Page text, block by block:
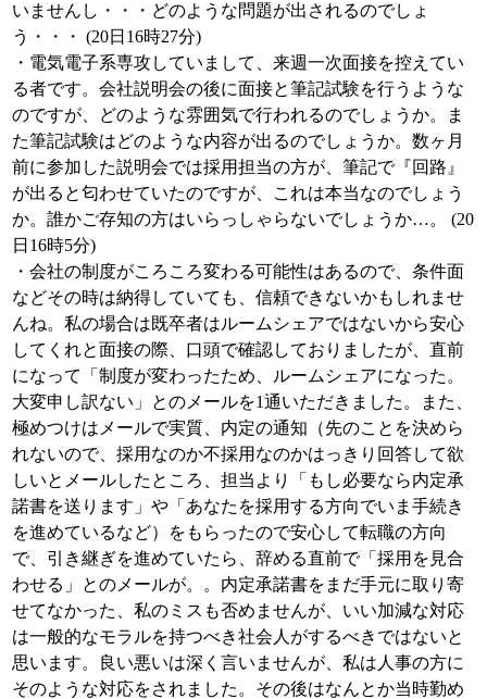
いませんし・・・どのような問題が出されるのでしょ
う・・・ (20日16時27分)
・電気電子系専攻していまして、来週一次面接を控えてい
る者です。会社説明会の後に面接と筆記試験を行うような
のですが、どのような雰囲気で行われるのでしょうか。ま
た筆記試験はどのような内容が出るのでしょうか。数ヶ月
前に参加した説明会では採用担当の方が、筆記で『回路』
が出ると匂わせていたのですが、これは本当なのでしょう
か。誰かご存知の方はいらっしゃらないでしょうか…。 (20
日16時5分)
・会社の制度がころころ変わる可能性はあるので、条件面
などその時は納得していても、信頼できないかもしれませ
んね。私の場合は既卒者はルームシェアではないから安心
してくれと面接の際、口頭で確認しておりましたが、直前
になって「制度が変わったため、ルームシェアになった。
大変申し訳ない」とのメールを1通いただきました。また、
極めつけはメールで実質、内定の通知（先のことを決めら
れないので、採用なのか不採用なのかはっきり回答して欲
しいとメールしたところ、担当より「もし必要なら内定承
諾書を送ります」や「あなたを採用する方向でいま手続き
を進めているなど）をもらったので安心して転職の方向
で、引き継ぎを進めていたら、辞める直前で「採用を見合
わせる」とのメールが。。内定承諾書をまだ手元に取り寄
せてなかった、私のミスも否めませんが、いい加減な対応
は一般的なモラルを持つべき社会人がするべきではないと
思います。良い悪いは深く言いませんが、私は人事の方に
そのような対応をされました。その後はなんとか当時勤め